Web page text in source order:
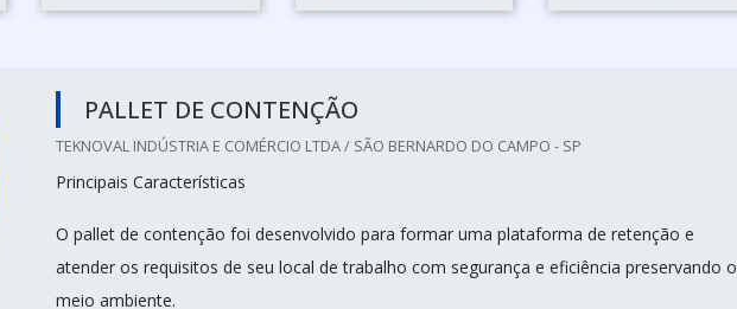
PALLET DE CONTENÇÃO
TEKNOVAL INDÚSTRIA E COMÉRCIO LTDA / SÃO BERNARDO DO CAMPO - SP
Principais Características
O pallet de contenção foi desenvolvido para formar uma plataforma de retenção e
atender os requisitos de seu local de trabalho com segurança e eficiência preservando o
meio ambiente.